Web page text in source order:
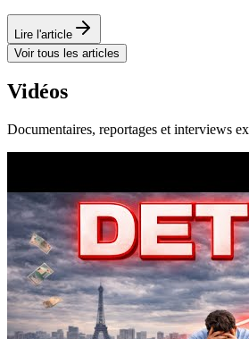
Lire l'article
Voir tous les articles
Vidéos
Documentaires, reportages et interviews